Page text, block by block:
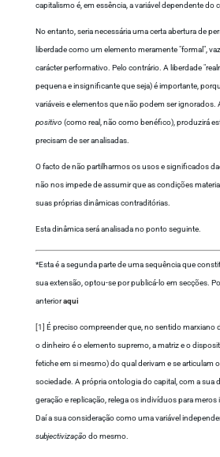
capitalismo é, em essência, a variável dependente do
No entanto, seria necessária uma certa abertura de
liberdade como um elemento meramente "formal",
carácter performativo. Pelo contrário. A liberdade
pequena e insignificante que seja) é importante,
variáveis e elementos que não podem ser ignorados.
positivo (como real, não como benéfico), produzirá
precisam de ser analisadas.
O facto de não partilharmos os usos e significados
não nos impede de assumir que as condições
suas próprias dinâmicas contraditórias.
Esta dinâmica será analisada no ponto seguinte.
*Esta é a segunda parte de uma sequência que
sua extensão, optou-se por publicá-lo em secções.
anterioraqui
[1] É preciso compreender que, no sentido marxiano
o dinheiro é o elemento supremo, a matriz e o
fetiche em si mesmo) do qual derivam e se articulam
sociedade. A própria ontologia do capital, com a sua
geração e replicação, relega os indivíduos para
Daí a sua consideração como uma variável
subjectivização do mesmo.